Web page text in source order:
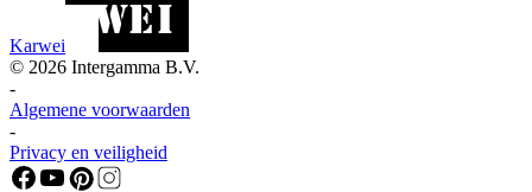
Karwei
© 2026 Intergamma B.V.
-
Algemene voorwaarden
-
Privacy en veiligheid